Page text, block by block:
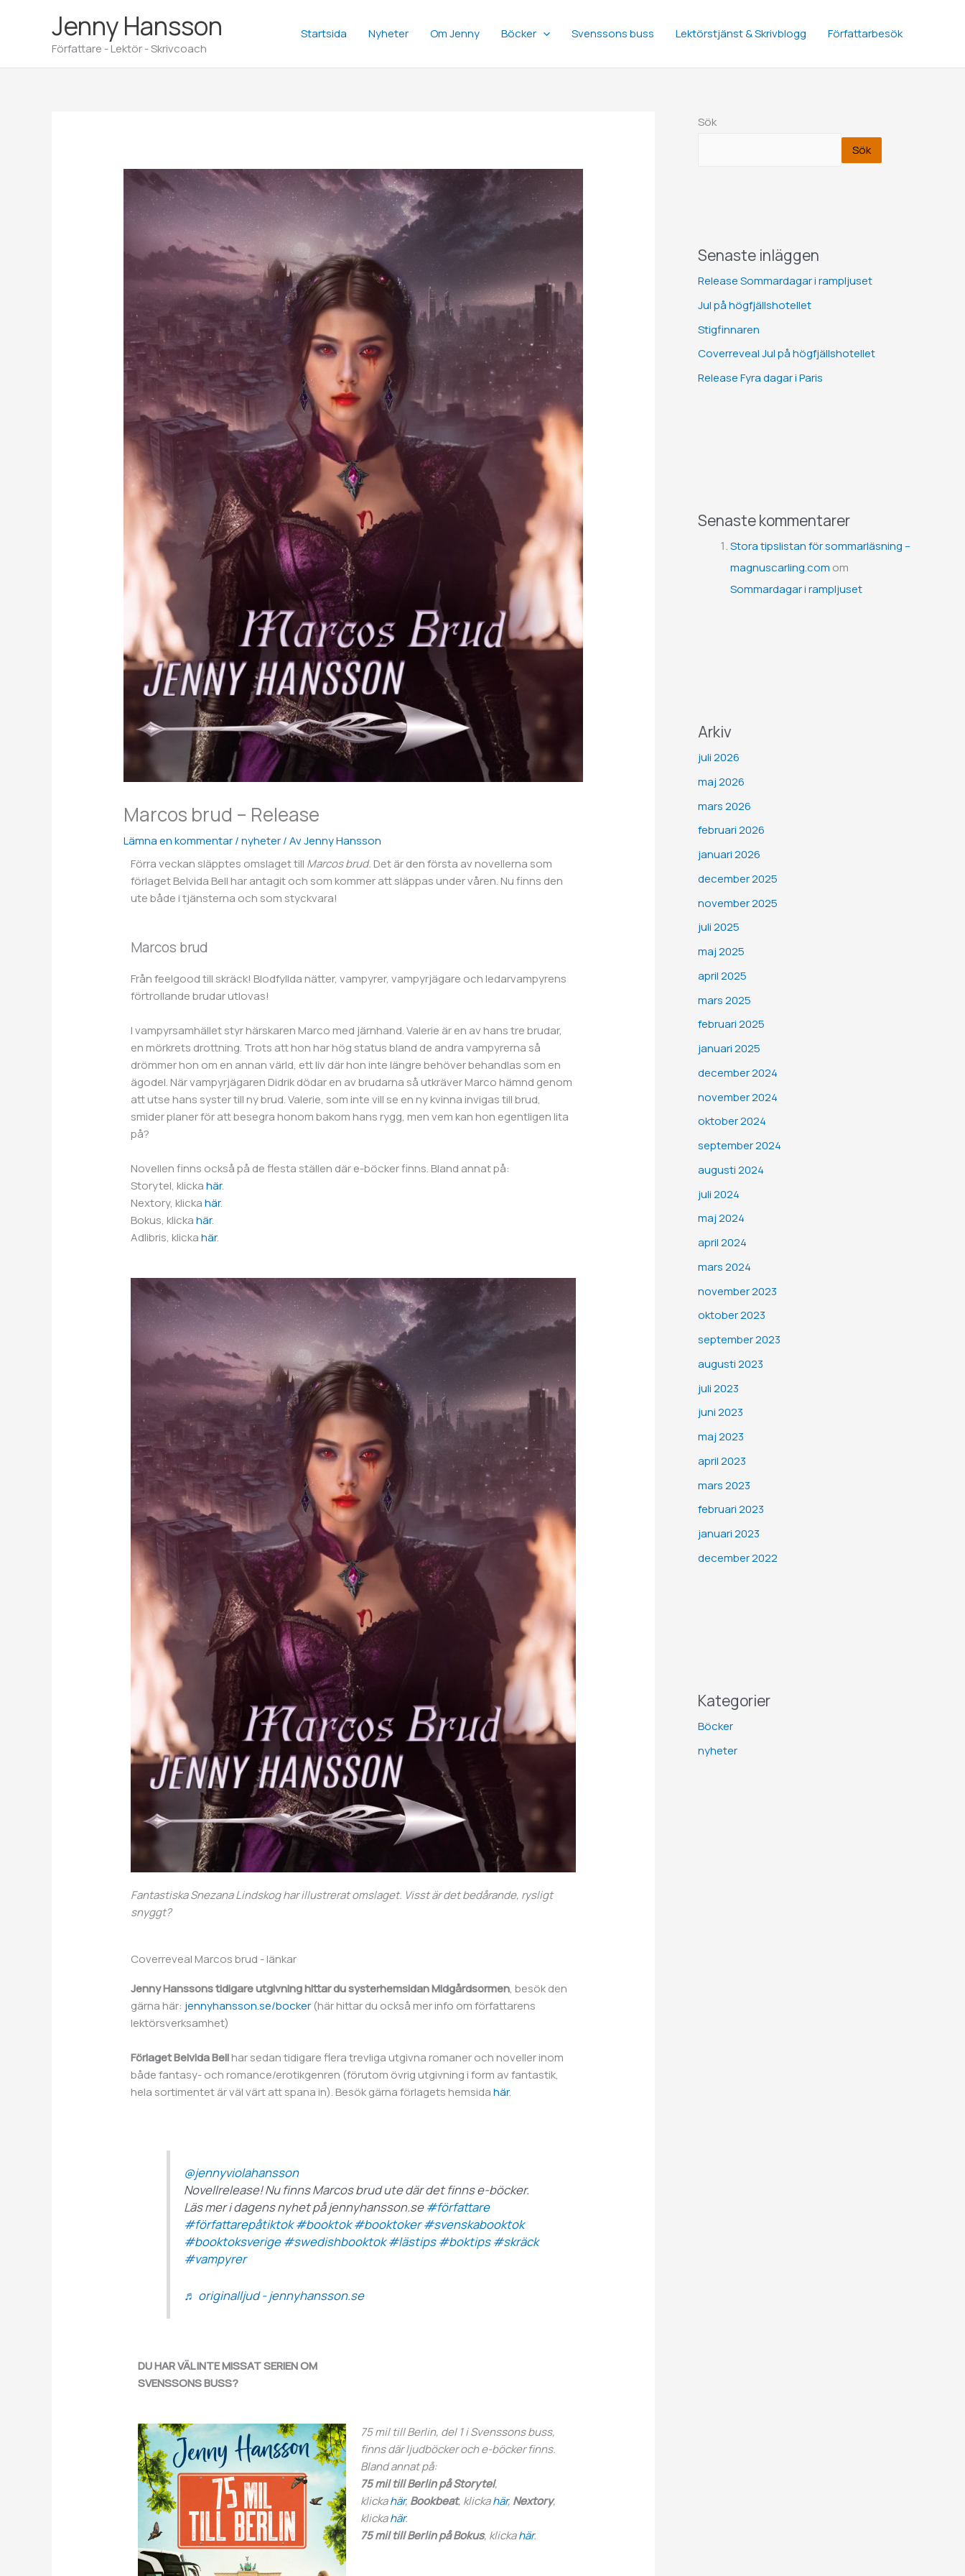
Jenny Hansson
Författare - Lektör - Skrivcoach
Startsida Nyheter Om Jenny Böcker Svenssons buss Lektörstjänst & Skrivblogg Författarbesök
Marcos brud – Release
Lämna en kommentar/nyheter/ AvJenny Hansson
Förra veckan släpptes omslaget till Marcos brud. Det är den första av novellerna som
förlaget Belvida Bell har antagit och som kommer att släppas under våren. Nu finns den
ute både i tjänsterna och som styckvara!
Marcos brud
Från feelgood till skräck! Blodfyllda nätter, vampyrer, vampyrjägare och ledarvampyrens
förtrollande brudar utlovas!
I vampyrsamhället styr härskaren Marco med järnhand. Valerie är en av hans tre brudar,
en mörkrets drottning. Trots att hon har hög status bland de andra vampyrerna så
drömmer hon om en annan värld, ett liv där hon inte längre behöver behandlas som en
ägodel. När vampyrjägaren Didrik dödar en av brudarna så utkräver Marco hämnd genom
att utse hans syster till ny brud. Valerie, som inte vill se en ny kvinna invigas till brud,
smider planer för att besegra honom bakom hans rygg, men vem kan hon egentligen lita
på?
Novellen finns också på de flesta ställen där e-böcker finns. Bland annat på:
Storytel, klickahär.
Nextory, klickahär.
Bokus, klickahär.
Adlibris, klickahär.
Fantastiska Snezana Lindskog har illustrerat omslaget. Visst är det bedårande, rysligt
snyggt?
Coverreveal Marcos brud - länkar
Jenny Hanssons tidigare utgivning hittar du systerhemsidan Midgårdsormen, besök den
gärna här: jennyhansson.se/bocker (här hittar du också mer info om författarens
lektörsverksamhet)
Förlaget Belvida Bellhar sedan tidigare flera trevliga utgivna romaner och noveller inom
både fantasy- och romance/erotikgenren (förutom övrig utgivning i form av fantastik,
hela sortimentet är väl värt att spana in). Besök gärna förlagets hemsidahär.
@jennyviolahansson
Novellrelease! Nu finns Marcos brud ute där det finns e-böcker.
Läs mer i dagens nyhet på jennyhansson.se#författare
#författarepåtiktok #booktok #booktoker #svenskabooktok
#booktoksverige #swedishbooktok #lästips #boktips #skräck
#vampyrer
♬ originalljud - jennyhansson.se
DU HAR VÄL INTE MISSAT SERIEN OM
SVENSSONS BUSS?
75 mil till Berlin, del 1 i Svenssons buss,
finns där ljudböcker och e-böcker finns.
Bland annat på:
75 mil till Berlin på Storytel,
klickahär, Bookbeat, klickahär, Nextory,
klickahär.
75 mil till Berlin på Bokus, klickahär.
Sök
Sök
Senaste inläggen
Release Sommardagar i rampljuset
Jul på högfjällshotellet
Stigfinnaren
Coverreveal Jul på högfjällshotellet
Release Fyra dagar i Paris
Senaste kommentarer
Stora tipslistan för sommarläsning –
magnuscarling.com om
Sommardagar i rampljuset
Arkiv
juli 2026
maj 2026
mars 2026
februari 2026
januari 2026
december 2025
november 2025
juli 2025
maj 2025
april 2025
mars 2025
februari 2025
januari 2025
december 2024
november 2024
oktober 2024
september 2024
augusti 2024
juli 2024
maj 2024
april 2024
mars 2024
november 2023
oktober 2023
september 2023
augusti 2023
juli 2023
juni 2023
maj 2023
april 2023
mars 2023
februari 2023
januari 2023
december 2022
Kategorier
Böcker
nyheter